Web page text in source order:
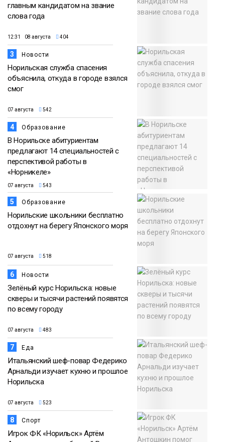
главным кандидатом на звание
слова года
12:31 08 августа 404
3 Новости
Норильская служба спасения
объяснила, откуда в городе взялся
смог
07 августа 542
4 Образование
В Норильске абитуриентам
предлагают 14 специальностей с
перспективой работы в
«Норникеле»
07 августа 543
5 Образование
Норильские школьники бесплатно
отдохнут на берегу Японского моря
07 августа 518
6 Новости
Зелёный курс Норильска: новые
скверы и тысячи растений появятся
по всему городу
07 августа 483
7 Еда
Итальянский шеф-повар Федерико
Арнальди изучает кухню и прошлое
Норильска
07 августа 523
8 Спорт
Игрок ФК «Норильск» Артём